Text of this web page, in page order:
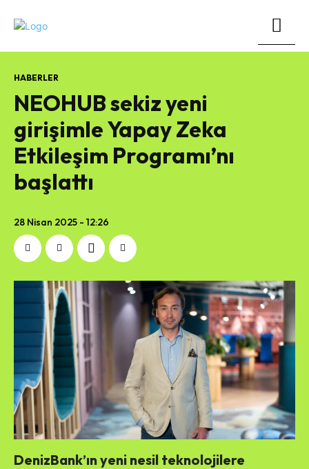
28 Nisan 2025 - 12:26
HABERLER
NEOHUB sekiz yeni
girişimle Yapay Zeka
Etkileşim Programı’nı
başlattı
DenizBank’ın yeni nesil teknolojilere